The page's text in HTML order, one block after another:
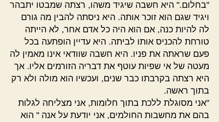
"בחלום." היא חשבה שיגיד משהו, רצתה שמבטו יתבהר
ויגיד שגם הוא זוכר אותה. היא ניסתה להבין מה גורם
לה להיות כנה, אם הוא היה כל אדם אחר, לא הייתה
טורחת להכניס אותו לביתה. היא עדיין הופתעה בכל
פעם שראתה את פניו. היא חשבה שוודאי אינו מאמין לה
מעטה של אי שפיות עוטף את דבריה הזורמים אליו. אך
היא רצתה בקרבתו כבר שנים, ועכשיו הוא מולה ולא רק
בתוך ראשה.
"אני מסוגלת ללכת בתוך חלומות, אני מצליחה לגלות
בהם את מחשבות החולמים, אני יודעת על אנה " הוא